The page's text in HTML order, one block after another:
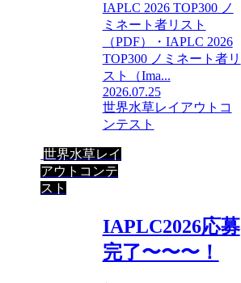
IAPLC 2026 TOP300 ノ
ミネート者リスト
（PDF）・IAPLC 2026
TOP300 ノミネート者リ
スト（Ima...
2026.07.25
世界水草レイアウトコ
ンテスト
世界水草レイ
アウトコンテ
スト
IAPLC2026応募
完了〜〜〜！